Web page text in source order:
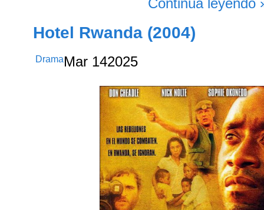
Continúa leyendo
Hotel Rwanda (2004)
DramaMar 142025